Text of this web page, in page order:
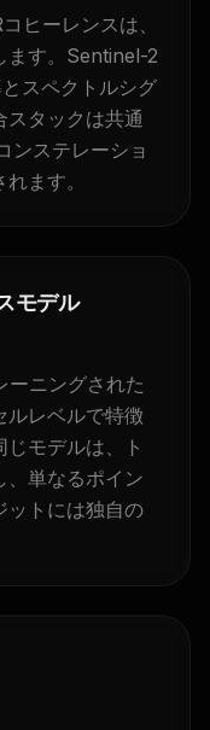
ヒーレンスは、
ます。Sentinel-2
スペクトルシグ
スタックは共通
ンステレーショ
ます。
モデル
ーニングされた
ルレベルで特徴
モデルは、ト
、単なるポイン
ットには独自の